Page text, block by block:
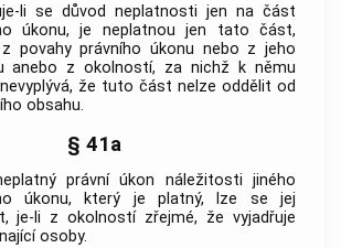
li se důvod neplatnosti jen na část
úkonu, je neplatnou jen tato část,
povahy právního úkonu nebo z jeho
anebo z okolností, za nichž k němu
že tuto část nelze oddělit od
obsahu.
§ 41a
právní úkon náležitosti jiného
úkonu, který je platný, lze se jej
je-li z okolností zřejmé, že vyjadřuje
osoby.